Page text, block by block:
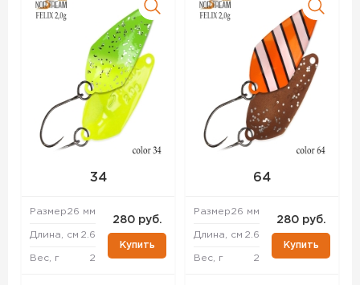
34
Размер26 мм
Длина, см 2.6
Вес, г 2
280 руб.
Купить
64
Размер26 мм
Длина, см 2.6
Вес, г 2
280 руб.
Купить